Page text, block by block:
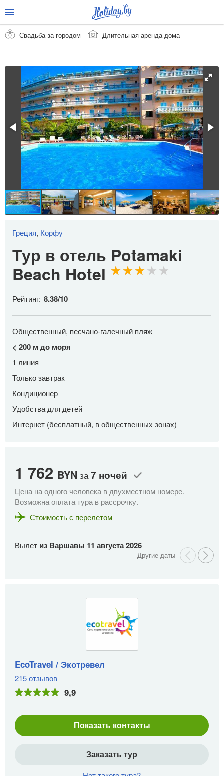
Свадьба за городом Длительная аренда дома
Греция, Корфу
Тур в отель Potamaki
Beach Hotel
Рейтинг: 8.38/10
Общественный, песчано-галечный пляж
< 200 м до моря
1 линия
Только завтрак
Кондиционер
Удобства для детей
Интернет (бесплатный, в общественных зонах)
1 762 BYN за7 ночей
Цена на одного человека в двухместном номере.
Возможна оплата тура в рассрочку.
Стоимость с перелетом
Вылет из Варшавы 11 августа 2026
EcoTravel / Экотревел
215 отзывов
9,9
Показать контакты
Заказать тур